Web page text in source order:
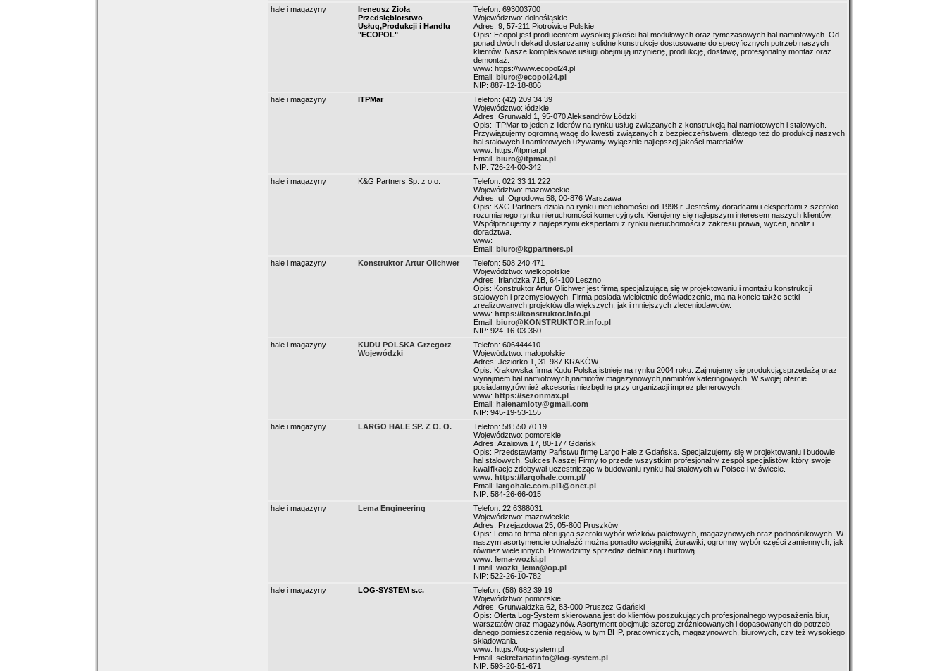
hale i magazyny
Ireneusz Zioła
Przedsiębiorstwo
Usług,Produkcji i Handlu
"ECOPOL"
Telefon: 693003700
Województwo: dolnośląskie
Adres: 9, 57-211 Piotrowice Polskie
Opis: Ecopol jest producentem wysokiej jakości hal modułowych oraz tymczasowych hal namiotowych. Od
ponad dwóch dekad dostarczamy solidne konstrukcje dostosowane do specyficznych potrzeb naszych
klientów. Nasze kompleksowe usługi obejmują inżynierię, produkcję, dostawę, profesjonalny montaż oraz
demontaż.
www: https://www.ecopol24.pl
Email: biuro@ecopol24.pl
NIP: 887-12-18-806
hale i magazyny
ITPMar
Telefon: (42) 209 34 39
Województwo: łódzkie
Adres: Grunwald 1, 95-070 Aleksandrów Łódzki
Opis: ITPMar to jeden z liderów na rynku usług związanych z konstrukcją hal namiotowych i stalowych.
Przywiązujemy ogromną wagę do kwestii związanych z bezpieczeństwem, dlatego też do produkcji naszych
hal stalowych i namiotowych używamy wyłącznie najlepszej jakości materiałów.
www: https://itpmar.pl
Email: biuro@itpmar.pl
NIP: 726-24-00-342
hale i magazyny
K&G Partners Sp. z o.o.
Telefon: 022 33 11 222
Województwo: mazowieckie
Adres: ul. Ogrodowa 58, 00-876 Warszawa
Opis: K&G Partners działa na rynku nieruchomości od 1998 r. Jesteśmy doradcami i ekspertami z szeroko
rozumianego rynku nieruchomości komercyjnych. Kierujemy się najlepszym interesem naszych klientów.
Współpracujemy z najlepszymi ekspertami z rynku nieruchomości z zakresu prawa, wycen, analiz i
doradztwa.
www:
Email: biuro@kgpartners.pl
hale i magazyny
Konstruktor Artur Olichwer
Telefon: 508 240 471
Województwo: wielkopolskie
Adres: Irlandzka 71B, 64-100 Leszno
Opis: Konstruktor Artur Olichwer jest firmą specjalizującą się w projektowaniu i montażu konstrukcji
stalowych i przemysłowych. Firma posiada wieloletnie doświadczenie, ma na koncie także setki
zrealizowanych projektów dla większych, jak i mniejszych zleceniodawców.
www: https://konstruktor.info.pl
Email: biuro@KONSTRUKTOR.info.pl
NIP: 924-16-03-360
hale i magazyny
KUDU POLSKA Grzegorz
Wojewódzki
Telefon: 606444410
Województwo: małopolskie
Adres: Jeziorko 1, 31-987 KRAKÓW
Opis: Krakowska firma Kudu Polska istnieje na rynku 2004 roku. Zajmujemy się produkcją,sprzedażą oraz
wynajmem hal namiotowych,namiotów magazynowych,namiotów kateringowych. W swojej ofercie
posiadamy,również akcesoria niezbędne przy organizacji imprez plenerowych.
www: https://sezonmax.pl
Email: halenamioty@gmail.com
NIP: 945-19-53-155
hale i magazyny
LARGO HALE SP. Z O. O.
Telefon: 58 550 70 19
Województwo: pomorskie
Adres: Azaliowa 17, 80-177 Gdańsk
Opis: Przedstawiamy Państwu firmę Largo Hale z Gdańska. Specjalizujemy się w projektowaniu i budowie
hal stalowych. Sukces Naszej Firmy to przede wszystkim profesjonalny zespół specjalistów, który swoje
kwalifikacje zdobywał uczestnicząc w budowaniu rynku hal stalowych w Polsce i w świecie.
www: https://largohale.com.pl/
Email: largohale.com.pl1@onet.pl
NIP: 584-26-66-015
hale i magazyny
Lema Engineering
Telefon: 22 6388031
Województwo: mazowieckie
Adres: Przejazdowa 25, 05-800 Pruszków
Opis: Lema to firma oferująca szeroki wybór wózków paletowych, magazynowych oraz podnośnikowych. W
naszym asortymencie odnaleźć można ponadto wciągniki, żurawiki, ogromny wybór części zamiennych, jak
również wiele innych. Prowadzimy sprzedaż detaliczną i hurtową.
www: lema-wozki.pl
Email: wozki_lema@op.pl
NIP: 522-26-10-782
hale i magazyny
LOG-SYSTEM s.c.
Telefon: (58) 682 39 19
Województwo: pomorskie
Adres: Grunwaldzka 62, 83-000 Pruszcz Gdański
Opis: Oferta Log-System skierowana jest do klientów poszukujących profesjonalnego wyposażenia biur,
warsztatów oraz magazynów. Asortyment obejmuje szereg zróżnicowanych i dopasowanych do potrzeb
danego pomieszczenia regałów, w tym BHP, pracowniczych, magazynowych, biurowych, czy też wysokiego
składowania.
www: https://log-system.pl
Email: sekretariatinfo@log-system.pl
NIP: 593-20-51-671